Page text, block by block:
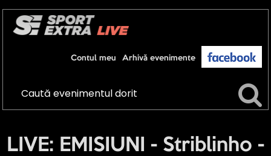
Arhivă evenimente
Contul meu
LIVE: EMISIUNI - Striblinho -